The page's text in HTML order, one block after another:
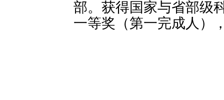
部。获得国家与省部级
一等奖（第一完成人）